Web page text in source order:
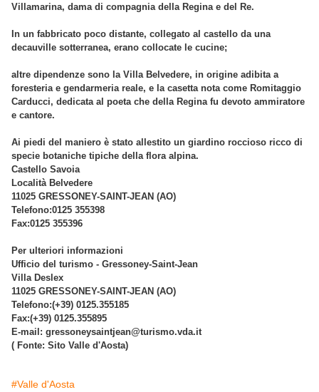
Villamarina, dama di compagnia della Regina e del Re.
In un fabbricato poco distante, collegato al castello da una
decauville sotterranea, erano collocate le cucine;
altre dipendenze sono la Villa Belvedere, in origine adibita a
foresteria e gendarmeria reale, e la casetta nota come Romitaggio
Carducci, dedicata al poeta che della Regina fu devoto ammiratore
e cantore.
Ai piedi del maniero è stato allestito un giardino roccioso ricco di
specie botaniche tipiche della flora alpina.
Castello Savoia
Località Belvedere
11025 GRESSONEY-SAINT-JEAN (AO)
Telefono:0125 355398
Fax:0125 355396
Per ulteriori informazioni
Ufficio del turismo - Gressoney-Saint-Jean
Villa Deslex
11025 GRESSONEY-SAINT-JEAN (AO)
Telefono:(+39) 0125.355185
Fax:(+39) 0125.355895
E-mail: gressoneysaintjean@turismo.vda.it
( Fonte: Sito Valle d'Aosta)
#Valle d'Aosta